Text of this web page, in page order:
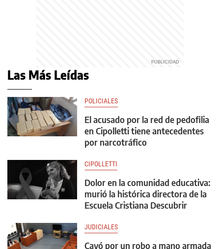
Las Más Leídas
POLICIALES
El acusado por la red de pedofilia
en Cipolletti tiene antecedentes
por narcotráfico
CIPOLLETTI
Dolor en la comunidad educativa:
murió la histórica directora de la
Escuela Cristiana Descubrir
JUDICIALES
Cayó por un robo a mano armada